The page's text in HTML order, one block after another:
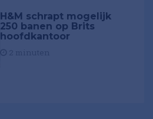
H&M schrapt mogelijk
250 banen op Brits
hoofdkantoor